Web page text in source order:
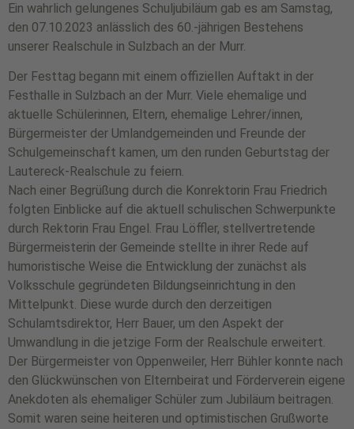
Ein wahrlich gelungenes Schuljubiläum gab es am Samstag,
den 07.10.2023 anlässlich des 60.-jährigen Bestehens
unserer Realschule in Sulzbach an der Murr.
Der Festtag begann mit einem offiziellen Auftakt in der
Festhalle in Sulzbach an der Murr. Viele ehemalige und
aktuelle Schülerinnen, Eltern, ehemalige Lehrer/innen,
Bürgermeister der Umlandgemeinden und Freunde der
Schulgemeinschaft kamen, um den runden Geburtstag der
Lautereck-Realschule zu feiern.
Nach einer Begrüßung durch die Konrektorin Frau Friedrich
folgten Einblicke auf die aktuell schulischen Schwerpunkte
durch Rektorin Frau Engel. Frau Löffler, stellvertretende
Bürgermeisterin der Gemeinde stellte in ihrer Rede auf
humoristische Weise die Entwicklung der zunächst als
Volksschule gegründeten Bildungseinrichtung in den
Mittelpunkt. Diese wurde durch den derzeitigen
Schulamtsdirektor, Herr Bauer, um den Aspekt der
Umwandlung in die jetzige Form der Realschule erweitert.
Der Bürgermeister von Oppenweiler, Herr Bühler konnte nach
den Glückwünschen von Elternbeirat und Förderverein eigene
Anekdoten als ehemaliger Schüler zum Jubiläum beitragen.
Somit waren seine heiteren und optimistischen Grußworte